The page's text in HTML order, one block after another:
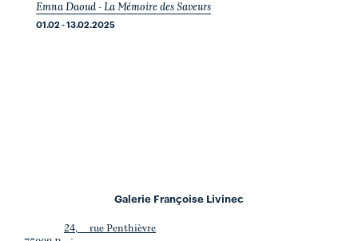
Emna Daoud - La Mémoire des Saveurs
01.02 - 13.02.2025
Galerie Françoise Livinec
24, rue Penthièvre